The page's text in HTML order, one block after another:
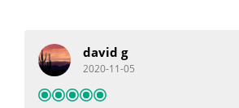
david g
2020-11-05